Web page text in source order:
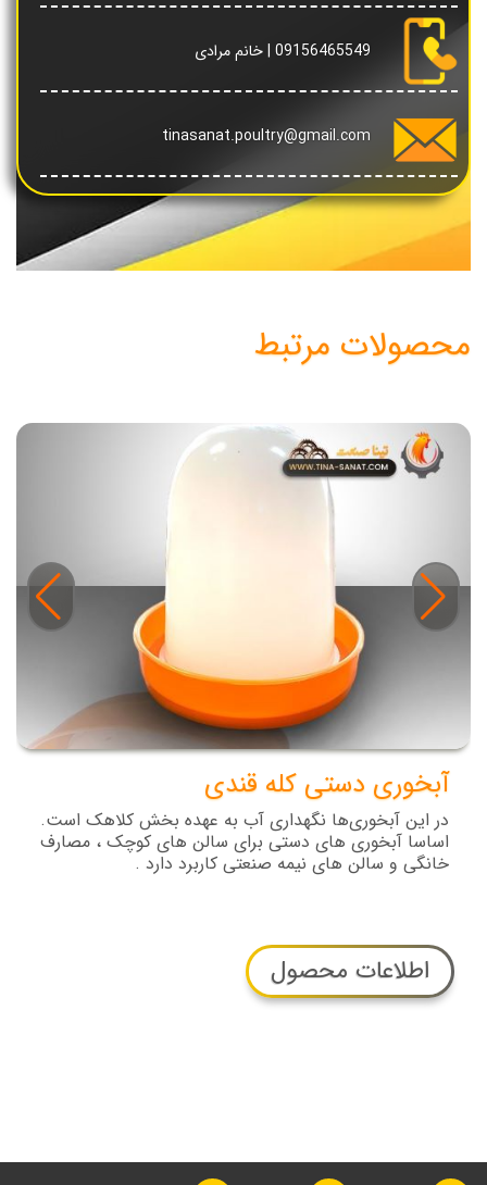
09156465549 | خانم مرادی
tinasanat.poultry@gmail.com
محصولات مرتبط
آبخوری دستی کله قندی
در این آبخوری‌ها نگهداری آب به عهده بخش کلاهک است.
اساسا آبخوری های دستی برای سالن های کوچک ، مصارف
خانگی و سالن های نیمه صنعتی کاربرد دارد .
اطلاعات محصول